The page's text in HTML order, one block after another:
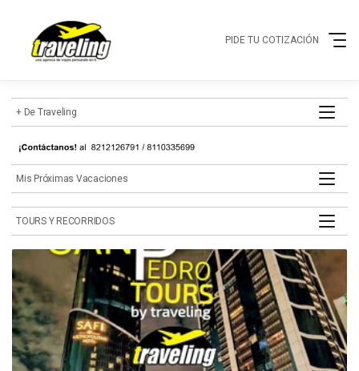
PIDE TU COTIZACIÓN
+ de Traveling
mis próximas vacaciones
TOURS Y RECORRIDOS